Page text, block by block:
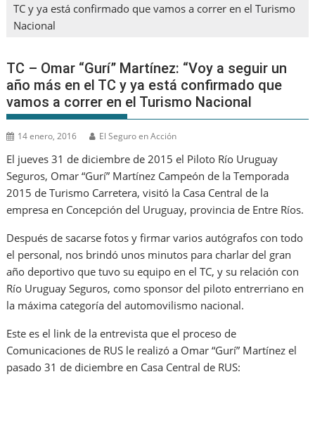
TC y ya está confirmado que vamos a correr en el Turismo
Nacional
TC – Omar “Gurí” Martínez: “Voy a seguir un
año más en el TC y ya está confirmado que
vamos a correr en el Turismo Nacional
14 enero, 2016 El Seguro en Acción
El jueves 31 de diciembre de 2015 el Piloto Río Uruguay
Seguros, Omar “Gurí” Martínez Campeón de la Temporada
2015 de Turismo Carretera, visitó la Casa Central de la
empresa en Concepción del Uruguay, provincia de Entre Ríos.
Después de sacarse fotos y firmar varios autógrafos con todo
el personal, nos brindó unos minutos para charlar del gran
año deportivo que tuvo su equipo en el TC, y su relación con
Río Uruguay Seguros, como sponsor del piloto entrerriano en
la máxima categoría del automovilismo nacional.
Este es el link de la entrevista que el proceso de
Comunicaciones de RUS le realizó a Omar “Gurí” Martínez el
pasado 31 de diciembre en Casa Central de RUS: